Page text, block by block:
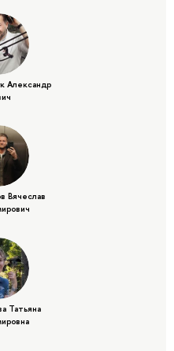
Александр
Вячеслав
Татьяна